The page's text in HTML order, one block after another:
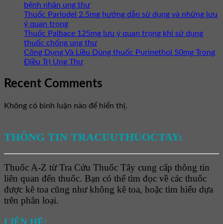
bệnh nhân ung thư
Thuốc Parlodel 2.5mg hướng dẫn sử dụng và những lưu
ý quan trọng
Thuốc Palbace 125mg lưu ý quan trọng khi sử dụng
thuốc chống ung thư
Công Dụng Và Liều Dùng thuốc Purinethol 50mg Trong
Điều Trị Ung Thư
Recent Comments
Không có bình luận nào để hiển thị.
THÔNG TIN TRACUUTHUOCTAY:
Thuốc A-Z từ Tra Cứu Thuốc Tây cung cấp thông tin
liên quan đến thuốc. Bạn có thể tìm đọc về các thuốc
được kê toa cũng như không kê toa, hoặc tìm hiểu dựa
trên phân loại.
LIÊN HỆ: